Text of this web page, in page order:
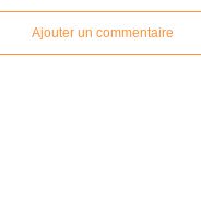
Ajouter un commentaire